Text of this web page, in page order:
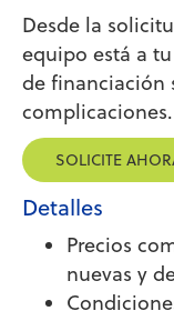
Desde la
equipo está a
de financiación
complicaciones.
SOLICITE
Detalles
Precios
nuevas y